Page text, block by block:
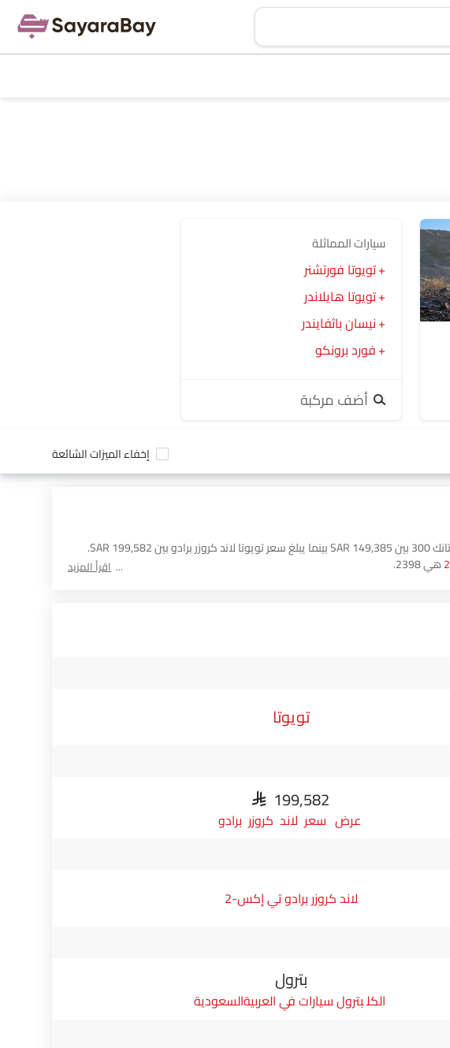
سيارات المماثلة
تويوتا فورتشنر
تويوتا هايلاندر
نيسان باثفايندر
فورد برونكو
أضف مركبة
إخفاء الميزات الشائعة
أدناه مقارنة مفصلة لـ سيارات بناءً على السعر والمواصفات والميزات الأخرى بين تانك 300 و تويوتا لاند كروزر برادو . يبلغ سعر تانك 300 بين SAR 149,385 بينما يبلغ سعر تويوتا لاند كروزر برادو بين SAR 199,582.
هي 2398. اقرأ المزيد
تويوتا
SAR 199,582
سعر لاند كروزر برادو
لاند كروزر برادو تي إكس-2
بترول
بترول سيارات في العربيةالسعودية